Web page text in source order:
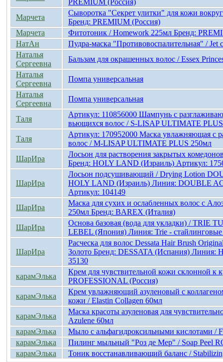
PREMIUM (Россия)
Марчета
Сыворотка "Секрет улитки" для кожи
Бренд: PREMIUM (Россия)
Марчета
Фитотоник / Homework 225мл Бренд:
НатАн
Пудра-маска "Противовоспалительная" / Jet
Наталья
Сергеевна
Бальзам для окрашенных волос / Essex
Наталья
Сергеевна
Помпа универсальная
Наталья
Сергеевна
Помпа универсальная
Таля
Артикул: 110856000 Шампунь с
вьющихся волос / S-LISAP ULTIMATE
Таля
Артикул: 170952000 Маска увлажняющая с
волос / M-LISAP ULTIMATE PLUS 250мл
ШарИра
Лосьон для растворения закрытых
Бренд: HOLY LAND (Израиль) Артикул:
ШарИра
Лосьон подсушивающий / Drying Lotion
HOLY LAND (Израиль) Линия: DOUBLE
Артикул: 104149
ШарИра
Маска для сухих и ослабленных волос с
250мл Бренд: BAREX (Италия)
ШарИра
Основа базовая (вода для укладки) / TRIE
LEBEL (Япония) Линия: Trie - стайлинговые
ШарИра
Расческа для волос Dessata Hair Brush
Золото Бренд: DESSATA (Испания) Линия:
35130
карамЭлька
Крем для чувствительной кожи склонной к
PROFESSIONAL (Россия)
карамЭлька
Крем увлажняющий азуленовый с
кожи / Elastin Collagen 60мл
карамЭлька
Маска красоты азуленовая для
Azulene 60мл
карамЭлька
Мыло с альфагидроксильными кислотами /
карамЭлька
Пилинг мыльный "Роз де Мер" / Soap Peel
карамЭлька
Тоник восстанавливающий баланс /